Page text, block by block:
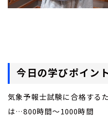
今日の学びポイント
気象予報士試験に合格する
は…800時間～1000時間